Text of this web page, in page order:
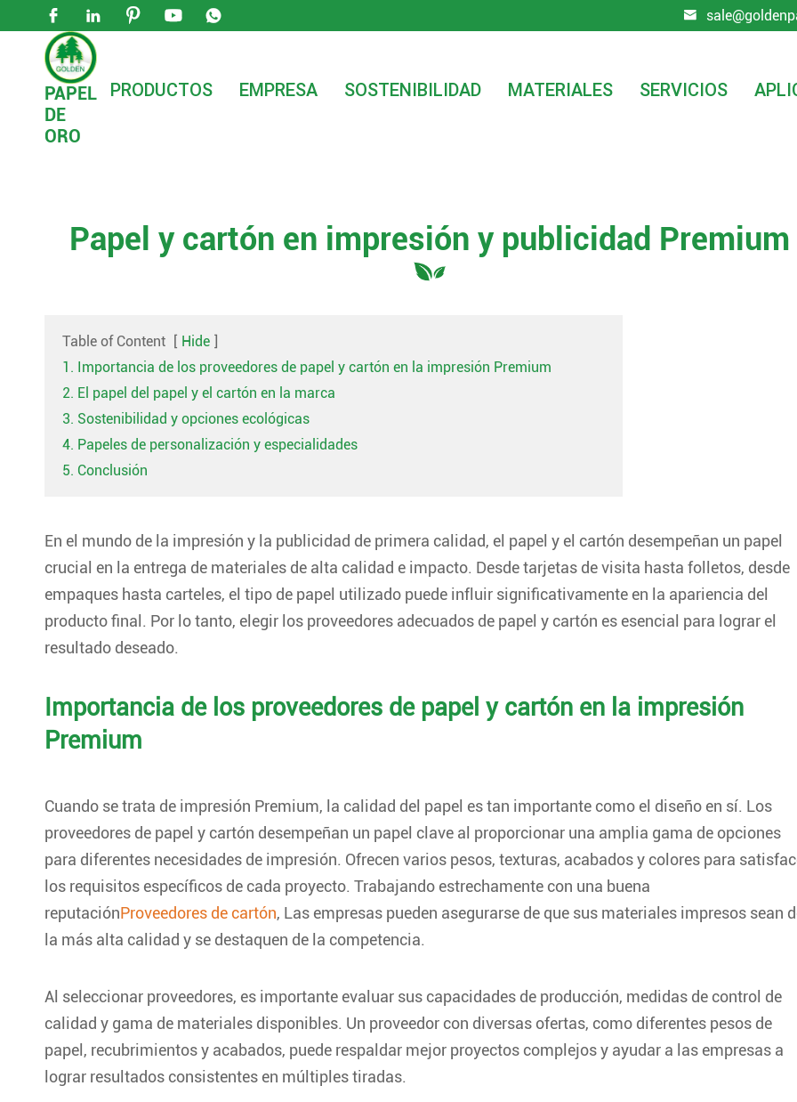
     
PAPEL
DE
ORO
PRODUCTOS EMPRESA SOSTENIBILIDAD MATERIALES SERVICIOS
 Hogar
Papel y cartón en impresión y publicidad Premium
Table of Content [ Hide ]
1. Importancia de los proveedores de papel y cartón en la impresión Premium
2. El papel del papel y el cartón en la marca
3. Sostenibilidad y opciones ecológicas
4. Papeles de personalización y especialidades
5. Conclusión
En el mundo de la impresión y la publicidad de primera calidad, el papel y el cartón desempeñan un papel
crucial en la entrega de materiales de alta calidad e impacto. Desde tarjetas de visita hasta folletos, desde
empaques hasta carteles, el tipo de papel utilizado puede influir significativamente en la apariencia del
producto final. Por lo tanto, elegir los proveedores adecuados de papel y cartón es esencial para lograr el
resultado deseado.
Importancia de los proveedores de papel y cartón en la impresión
Premium
Cuando se trata de impresión Premium, la calidad del papel es tan importante como el diseño en sí. Los
proveedores de papel y cartón desempeñan un papel clave al proporcionar una amplia gama de opciones
para diferentes necesidades de impresión. Ofrecen varios pesos, texturas, acabados y colores para
los requisitos específicos de cada proyecto. Trabajando estrechamente con una buena
reputaciónProveedores de cartón, Las empresas pueden asegurarse de que sus materiales impresos sean
la más alta calidad y se destaquen de la competencia.
Al seleccionar proveedores, es importante evaluar sus capacidades de producción, medidas de control de
calidad y gama de materiales disponibles. Un proveedor con diversas ofertas, como diferentes pesos de
papel, recubrimientos y acabados, puede respaldar mejor proyectos complejos y ayudar a las empresas a
lograr resultados consistentes en múltiples tiradas.